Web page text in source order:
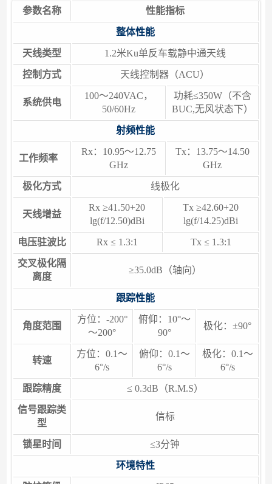
参数名称 性能指标
整体性能
天线类型 1.2米Ku单反车载静中通天线
控制方式 天线控制器（ACU）
系统供电
100～240VAC，
50/60Hz
功耗≤350W（不含
BUC,无风状态下）
射频性能
工作频率
Rx：10.95～12.75
GHz
Tx：13.75～14.50
GHz
极化方式 线极化
天线增益
Rx ≥41.50+20
lg(f/12.50)dBi
Tx ≥42.60+20
lg(f/14.25)dBi
电压驻波比 Rx ≤ 1.3:1 Tx ≤ 1.3:1
交叉极化隔
离度
≥35.0dB（轴向）
跟踪性能
角度范围
方位：-200°
～200°
俯仰：10°～
90°
极化：±90°
转速
方位：0.1～
6°/s
俯仰：0.1～
6°/s
极化：0.1～
6°/s
跟踪精度 ≤ 0.3dB（R.M.S）
信号跟踪类
型
信标
锁星时间 ≤3分钟
环境特性